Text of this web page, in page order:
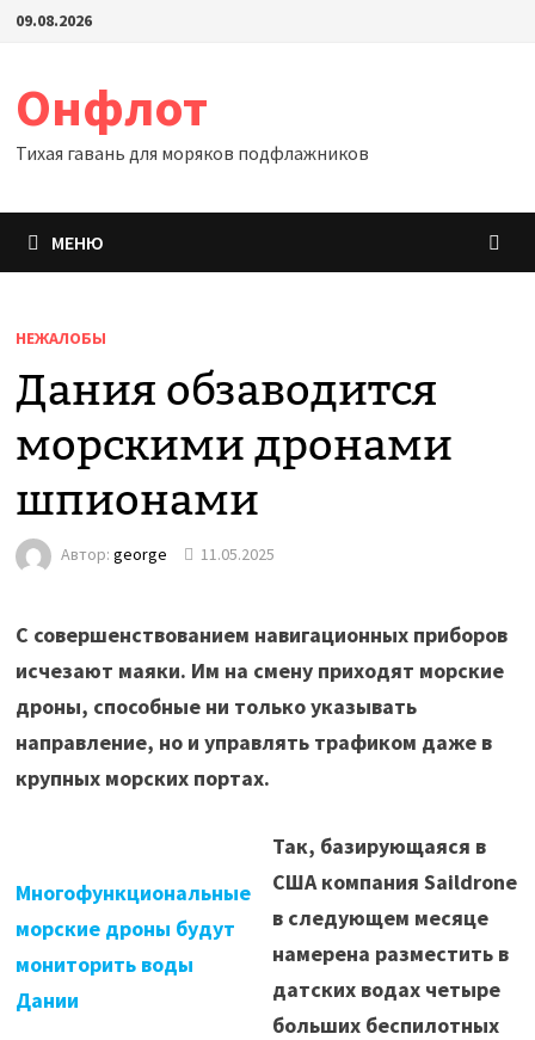
Перейти
09.08.2026
Онфлот
Тихая гавань для моряков подфлажников
МЕНЮ
НЕЖАЛОБЫ
Дания обзаводится
морскими дронами
шпионами
Автор: george 11.05.2025
С совершенствованием навигационных приборов
исчезают маяки. Им на смену приходят морские
дроны, способные ни только указывать
направление, но и управлять трафиком даже в
крупных морских портах.
Многофункциональные
морские дроны будут
мониторить воды
Дании
Так, базирующаяся в
США компания Saildrone
в следующем месяце
намерена разместить в
датских водах четыре
больших беспилотных